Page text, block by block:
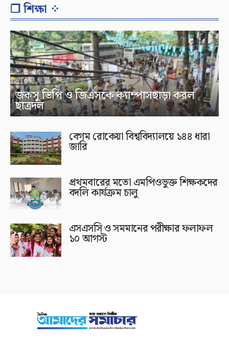
❐ শিক্ষা ⁘
জকসু ভিপি ও জিএসকে ক্যাম্পাসছাড়া করল
ছাত্রদল
বেগম রোকেয়া বিশ্ববিদ্যালয়ে ১৪৪ ধারা
জারি
প্রথমবারের মতো এমপিওভুক্ত শিক্ষকদের
বদলি কার্যক্রম চালু
এসএসসি ও সমমানের পরীক্ষার ফলাফল
১০ আগস্ট